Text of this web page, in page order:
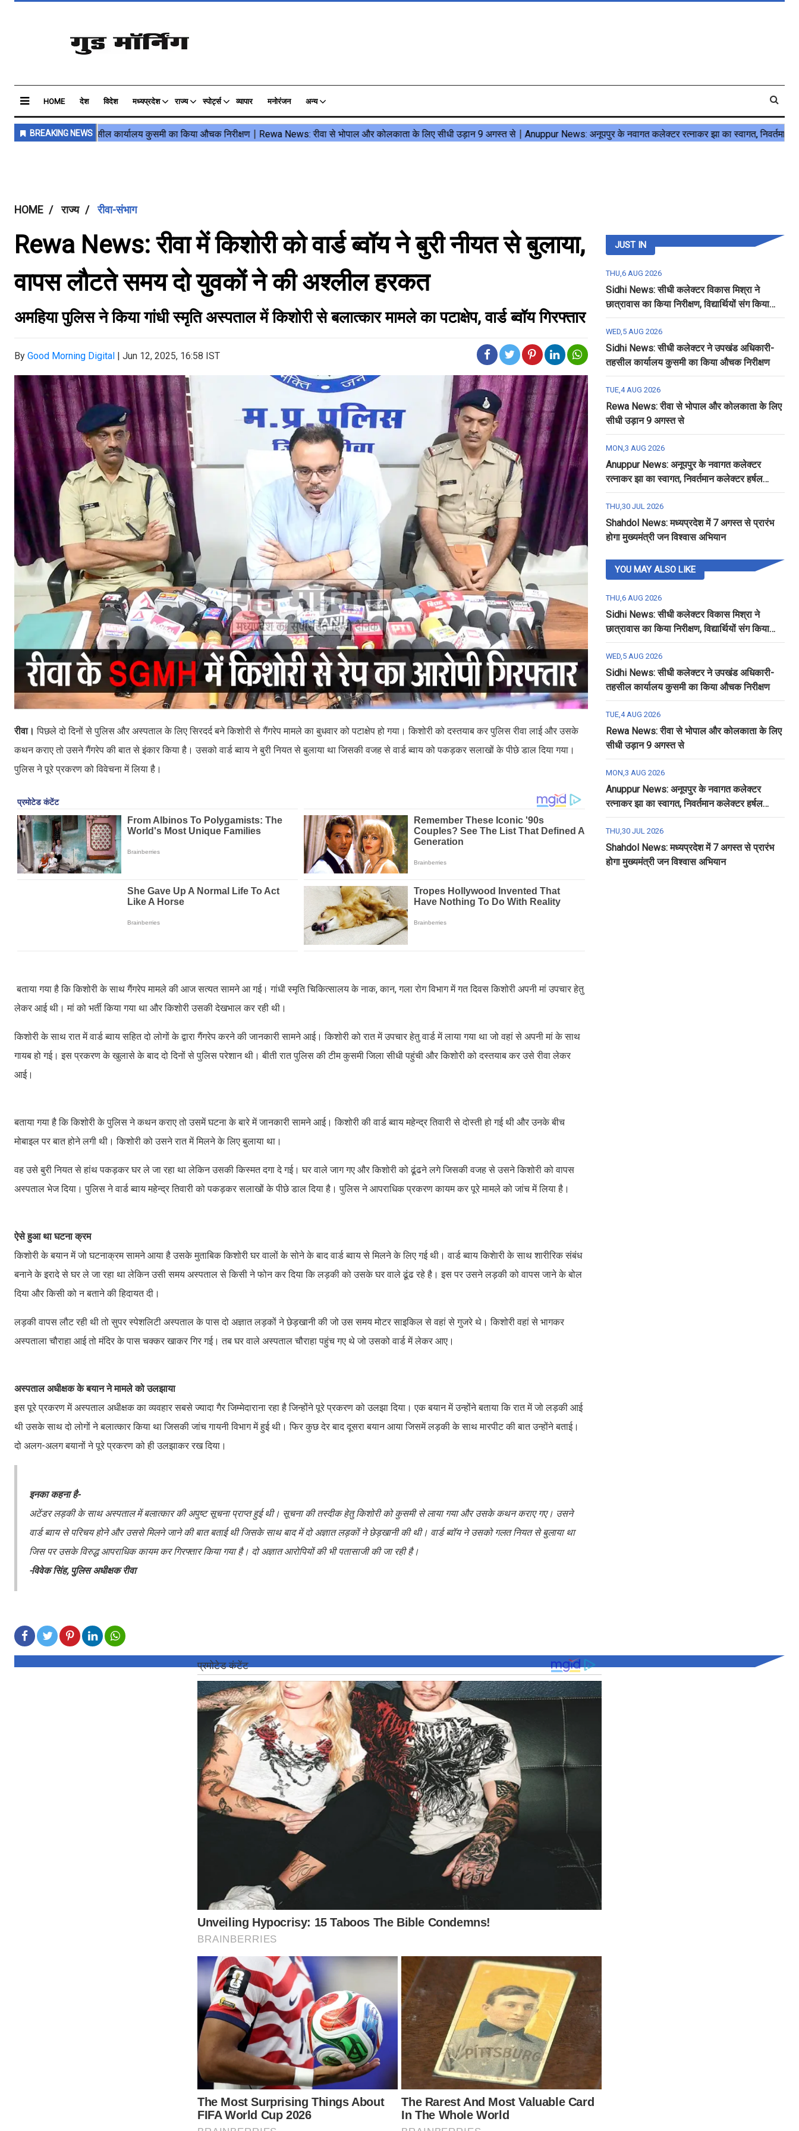
HOME देश विदेश मध्यप्रदेश राज्य स्पोर्ट्स व्यापार मनोरंजन अन्य
HOME राज्य रीवा-संभाग
Rewa News: रीवा में किशोरी को वार्ड ब्वॉय ने बुरी नीयत से बुलाया,
वापस लौटते समय दो युवकों ने की अश्लील हरकत
अमहिया पुलिस ने किया गांधी स्मृति अस्पताल में किशोरी से बलात्कार मामले का पटाक्षेप, वार्ड ब्वॉय गिरफ्तार
By Good Morning Digital | Jun 12, 2025, 16:58 IST
रीवा।पिछले दो दिनों से पुलिस और अस्पताल के लिए सिरदर्द बने किशोरी से गैंगरेप मामले का बुधवार को पटाक्षेप हो गया। किशोरी को दस्तयाब कर पुलिस रीवा लाई और उसके
कथन कराए तो उसने गैंगरेप की बात से इंकार किया है। उसको वार्ड ब्वाय ने बुरी नियत से बुलाया था जिसकी वजह से वार्ड ब्वाय को पकड़कर सलाखों के पीछे डाल दिया गया।
पुलिस ने पूरे प्रकरण को विवेचना में लिया है।
बताया गया है कि किशोरी के साथ गैंगरेप मामले की आज सत्यत सामने आ गई। गांधी स्मृति चिकित्सालय के नाक, कान, गला रोग विभाग में गत दिवस किशोरी अपनी मां उपचार हेतु
लेकर आई थी। मां को भर्ती किया गया था और किशोरी उसकी देखभाल कर रही थी।
किशोरी के साथ रात में वार्ड ब्वाय सहित दो लोगों के द्वारा गैंगरेप करने की जानकारी सामने आई। किशोरी को रात में उपचार हेतु वार्ड में लाया गया था जो वहां से अपनी मां के साथ
गायब हो गई। इस प्रकरण के खुलासे के बाद दो दिनों से पुलिस परेशान थी। बीती रात पुलिस की टीम कुसमी जिला सीधी पहुंची और किशोरी को दस्तयाब कर उसे रीवा लेकर
आई।
बताया गया है कि किशोरी के पुलिस ने कथन कराए तो उसमें घटना के बारे में जानकारी सामने आई। किशोरी की वार्ड ब्वाय महेन्द्र तिवारी से दोस्ती हो गई थी और उनके बीच
मोबाइल पर बात होने लगी थी। किशोरी को उसने रात में मिलने के लिए बुलाया था।
वह उसे बुरी नियत से हांथ पकड़कर घर ले जा रहा था लेकिन उसकी किस्मत दगा दे गई। घर वाले जाग गए और किशोरी को ढूंढने लगे जिसकी वजह से उसने किशोरी को वापस
अस्पताल भेज दिया। पुलिस ने वार्ड ब्वाय महेन्द्र तिवारी को पकड़कर सलाखों के पीछे डाल दिया है। पुलिस ने आपराधिक प्रकरण कायम कर पूरे मामले को जांच में लिया है।
ऐसे हुआ था घटना क्रम
किशोरी के बयान में जो घटनाक्रम सामने आया है उसके मुताबिक किशोरी घर वालों के सोने के बाद वार्ड ब्वाय से मिलने के लिए गई थी। वार्ड ब्वाय किशेारी के साथ शारीरिक संबंध
बनाने के इरादे से घर ले जा रहा था लेकिन उसी समय अस्पताल से किसी ने फोन कर दिया कि लड़की को उसके घर वाले ढूंढ रहे है। इस पर उसने लड़की को वापस जाने के बोल
दिया और किसी को न बताने की हिदायत दी।
लड़की वापस लौट रही थी तो सुपर स्पेशलिटी अस्पताल के पास दो अज्ञात लड़कों ने छेड़खानी की जो उस समय मोटर साइकिल से वहां से गुजरे थे। किशोरी वहां से भागकर
अस्पताला चौराहा आई तो मंदिर के पास चक्कर खाकर गिर गई। तब घर वाले अस्पताल चौराहा पहुंच गए थे जो उसको वार्ड में लेकर आए।
अस्पताल अधीक्षक के बयान ने मामले को उलझाया
इस पूरे प्रकरण में अस्पताल अधीक्षक का व्यवहार सबसे ज्यादा गैर जिम्मेदाराना रहा है जिन्होंने पूरे प्रकरण को उलझा दिया। एक बयान में उन्होंने बताया कि रात में जो लड़की आई
थी उसके साथ दो लोगों ने बलात्कार किया था जिसकी जांच गायनी विभाग में हुई थी। फिर कुछ देर बाद दूसरा बयान आया जिसमें लड़की के साथ मारपीट की बात उन्होंने बताई।
दो अलग-अलग बयानों ने पूरे प्रकरण को ही उलझाकर रख दिया।
इनका कहना है-
अटेंडर लड़की के साथ अस्पताल में बलात्कार की अपुष्ट सूचना प्राप्त हुई थी। सूचना की तस्दीक हेतु किशोरी को कुसमी से लाया गया और उसके कथन कराए गए। उसने
वार्ड ब्वाय से परिचय होने और उससे मिलने जाने की बात बताई थी जिसके साथ बाद में दो अज्ञात लड़कों ने छेड़खानी की थी। वार्ड ब्वॉय ने उसको गलत नियत से बुलाया था
जिस पर उसके विरुद्ध आपराधिक कायम कर गिरफ्तार किया गया है। दो अज्ञात आरोपियों की भी पतासाजी की जा रही है।
-विवेक सिंह, पुलिस अधीक्षक रीवा
JUST IN
THU,6 AUG 2026
Sidhi News: सीधी कलेक्टर विकास मिश्रा ने
छात्रावास का किया निरीक्षण, विद्यार्थियों संग किया
रात्रि भोजन
WED,5 AUG 2026
Sidhi News: सीधी कलेक्टर ने उपखंड अधिकारी-
तहसील कार्यालय कुसमी का किया औचक निरीक्षण
TUE,4 AUG 2026
Rewa News: रीवा से भोपाल और कोलकाता के लिए
सीधी उड़ान 9 अगस्त से
MON,3 AUG 2026
Anuppur News: अनूपपुर के नवागत कलेक्टर
रत्नाकर झा का स्वागत, निवर्तमान कलेक्टर हर्षल
पंचोली को दी गई विदाई
THU,30 JUL 2026
Shahdol News: मध्यप्रदेश में 7 अगस्त से प्रारंभ
होगा मुख्यमंत्री जन विश्वास अभियान
YOU MAY ALSO LIKE
THU,6 AUG 2026
Sidhi News: सीधी कलेक्टर विकास मिश्रा ने
छात्रावास का किया निरीक्षण, विद्यार्थियों संग किया
रात्रि भोजन
WED,5 AUG 2026
Sidhi News: सीधी कलेक्टर ने उपखंड अधिकारी-
तहसील कार्यालय कुसमी का किया औचक निरीक्षण
TUE,4 AUG 2026
Rewa News: रीवा से भोपाल और कोलकाता के लिए
सीधी उड़ान 9 अगस्त से
MON,3 AUG 2026
Anuppur News: अनूपपुर के नवागत कलेक्टर
रत्नाकर झा का स्वागत, निवर्तमान कलेक्टर हर्षल
पंचोली को दी गई विदाई
THU,30 JUL 2026
Shahdol News: मध्यप्रदेश में 7 अगस्त से प्रारंभ
होगा मुख्यमंत्री जन विश्वास अभियान